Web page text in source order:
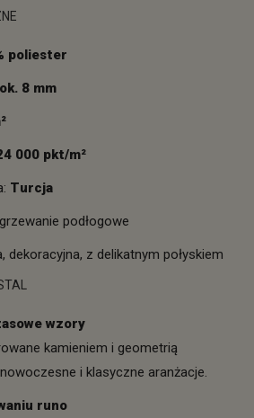
poliester
ok. 8 mm
000 pkt/m²
Turcja
podłogowe
dekoracyjna, z delikatnym połyskiem
wzory
kamieniem i geometrią
i klasyczne aranżacje.
runo